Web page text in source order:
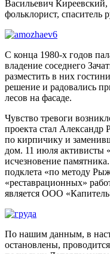
Васильевич
фольклорист, спаситель
С конца 1980-х годов
владение соседнего
разместить в них
решение и радовались
лесов на фасаде.
Чувство тревоги
проекта стал
по кирпичику и
дом. 11 июля активисты «
исчезновение
подклета «по методу
«реставрационных»
является ООО
По нашим данным, в
остановлены,